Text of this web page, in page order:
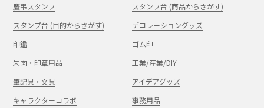
慶弔スタンプ
スタンプ台 (商品からさがす)
スタンプ台 (目的からさがす)
デコレーショングッズ
印鑑
ゴム印
朱肉・印章用品
工業/産業/DIY
筆記具・文具
アイデアグッズ
キャラクターコラボ
事務用品